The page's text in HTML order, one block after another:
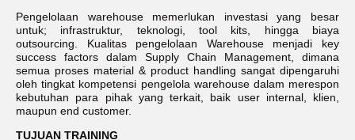
Pengelolaan warehouse memerlukan investasi yang besar
untuk; infrastruktur, teknologi, tool kits, hingga biaya
outsourcing. Kualitas pengelolaan Warehouse menjadi key
success factors dalam Supply Chain Management, dimana
semua proses material & product handling sangat dipengaruhi
oleh tingkat kompetensi pengelola warehouse dalam merespon
kebutuhan para pihak yang terkait, baik user internal, klien,
maupun end customer.
TUJUAN TRAINING